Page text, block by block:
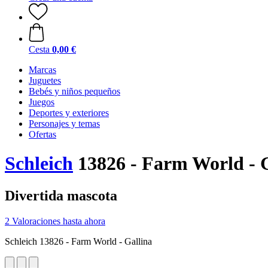
Cesta 0,00 €
Marcas
Juguetes
Bebés y niños pequeños
Juegos
Deportes y exteriores
Personajes y temas
Ofertas
Schleich 13826 - Farm World -
Divertida mascota
2 Valoraciones hasta ahora
Schleich 13826 - Farm World - Gallina